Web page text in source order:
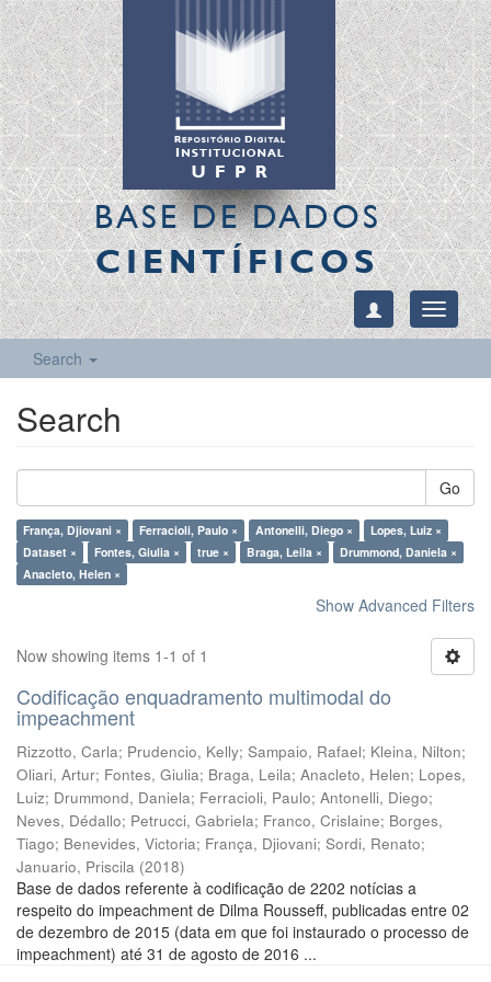
BASE DE DADOS
CIENTÍFICOS
Toggle
Search
Search
Go
França, Djiovani × Ferracioli, Paulo × Antonelli, Diego ×
Lopes, Luiz ×
Dataset ×
Fontes, Giulia × true × Braga, Leila ×
Drummond, Daniela ×
Anacleto, Helen ×
Show Advanced Filters
Now showing items 1-1 of 1
Codificação enquadramento multimodal do
impeachment
Rizzotto, Carla; Prudencio, Kelly; Sampaio, Rafael; Kleina, Nilton;
Oliari, Artur; Fontes, Giulia; Braga, Leila; Anacleto, Helen; Lopes,
Luiz; Drummond, Daniela; Ferracioli, Paulo; Antonelli, Diego;
Neves, Dédallo; Petrucci, Gabriela; Franco, Crislaine; Borges,
Tiago; Benevides, Victoria; França, Djiovani; Sordi, Renato;
Januario, Priscila (2018)
Base de dados referente à codificação de 2202 notícias a
respeito do impeachment de Dilma Rousseff, publicadas entre 02
de dezembro de 2015 (data em que foi instaurado o processo de
impeachment) até 31 de agosto de 2016 ...